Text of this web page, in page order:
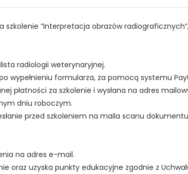
Nie jestem profesionalistą
szkolenie ”Interpretacja obrazów
radiologii weterynaryjnej.
wypełnieniu formularza, za pomocą systemu
płatności za szkolenie i wysłana na adres
dniu roboczym.
przed szkoleniem na maila scanu dokumentu
na adres e-mail.
oraz uzyska punkty edukacyjne zgodnie z